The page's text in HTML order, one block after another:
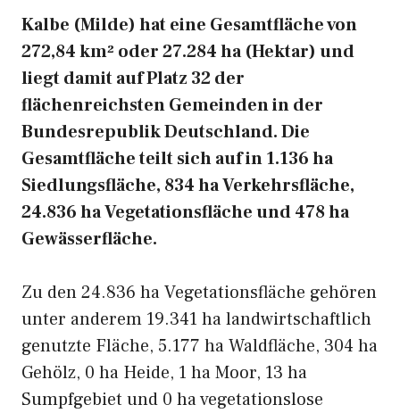
Kalbe (Milde) hat eine Gesamtfläche von
272,84 km² oder 27.284 ha (Hektar) und
liegt damit auf Platz 32 der
flächenreichsten Gemeinden in der
Bundesrepublik Deutschland. Die
Gesamtfläche teilt sich auf in 1.136 ha
Siedlungsfläche, 834 ha Verkehrsfläche,
24.836 ha Vegetationsfläche und 478 ha
Gewässerfläche.
Zu den 24.836 ha Vegetationsfläche gehören
unter anderem 19.341 ha landwirtschaftlich
genutzte Fläche, 5.177 ha Waldfläche, 304 ha
Gehölz, 0 ha Heide, 1 ha Moor, 13 ha
Sumpfgebiet und 0 ha vegetationslose